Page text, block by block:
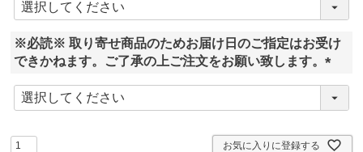
)
※必読※ 取り寄せ商品のためお届け日のご指定はお受け
できかねます。ご了承の上ご注文をお願い致します。
(
必
)
お気に入りに登録する